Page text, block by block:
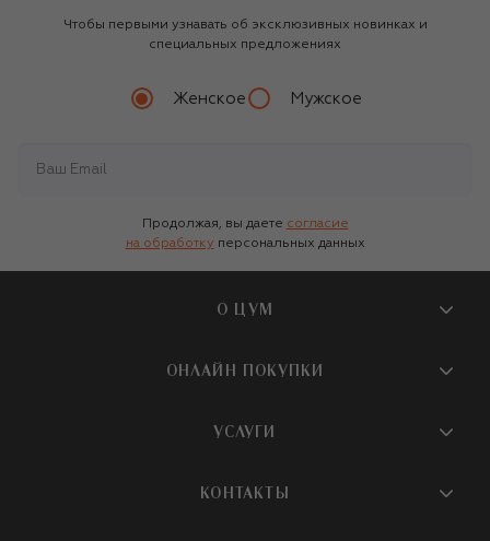
Чтобы первыми узнавать об эксклюзивных новинках и
специальных предложениях
Женское Мужское
Продолжая, вы даете согласие
на обработку персональных данных
О ЦУМ
О магазине
Бутики и ПВЗ ЦУМ
ОНЛАЙН ПОКУПКИ
Доставка
УСЛУГИ
КОНТАКТЫ